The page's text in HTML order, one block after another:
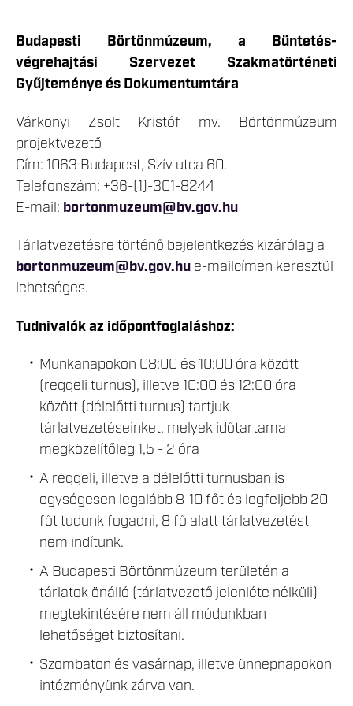
Budapesti Börtönmúzeum, a Büntetés-
végrehajtási Szervezet Szakmatörténeti
Gyűjteménye és Dokumentumtára
Várkonyi Zsolt Kristóf mv. Börtönmúzeum
projektvezető
Cím: 1063 Budapest, Szív utca 60.
Telefonszám: +36-(1)-301-8244
E-mail: bortonmuzeum@bv.gov.hu
Tárlatvezetésre történő bejelentkezés kizárólag a
bortonmuzeum@bv.gov.hu e-mailcímen keresztül
lehetséges.
Tudnivalók az időpontfoglaláshoz:
Munkanapokon 08:00 és 10:00 óra között
(reggeli turnus), illetve 10:00 és 12:00 óra
között (délelőtti turnus) tartjuk
tárlatvezetéseinket, melyek időtartama
megközelítőleg 1,5 - 2 óra
A reggeli, illetve a délelőtti turnusban is
egységesen legalább 8-10 főt és legfeljebb 20
főt tudunk fogadni, 8 fő alatt tárlatvezetést
nem indítunk.
A Budapesti Börtönmúzeum területén a
tárlatok önálló (tárlatvezető jelenléte nélküli)
megtekintésére nem áll módunkban
lehetőséget biztosítani.
Szombaton és vasárnap, illetve ünnepnapokon
intézményünk zárva van.